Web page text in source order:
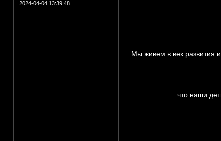
2024-04-04 13:39:48
Мы живем в век развития
что наши